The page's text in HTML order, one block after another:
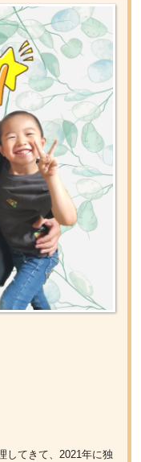
してきて、2021年に独